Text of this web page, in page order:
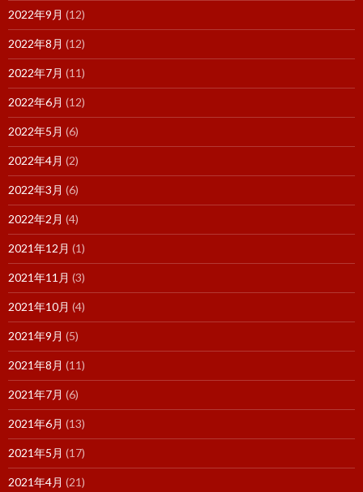
2022年9月 (12)
2022年8月 (12)
2022年7月 (11)
2022年6月 (12)
2022年5月 (6)
2022年4月 (2)
2022年3月 (6)
2022年2月 (4)
2021年12月 (1)
2021年11月 (3)
2021年10月 (4)
2021年9月 (5)
2021年8月 (11)
2021年7月 (6)
2021年6月 (13)
2021年5月 (17)
2021年4月 (21)